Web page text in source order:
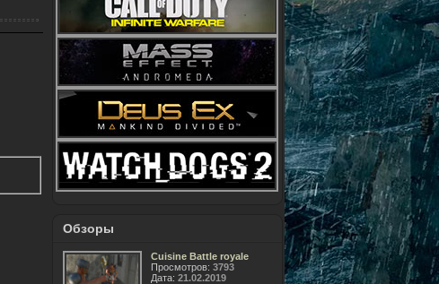
Обзоры
Cuisine Battle royale
Просмотров: 3793
Дата: 21.02.2019